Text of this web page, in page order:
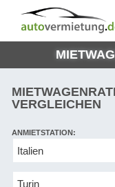
AUTOVERMIETUNG
AUTO
EUROPE
AUTOVERMIETUNG
HILFE
VERGLEICHEN
Mietwagen
anderer
ANMIETSTATION: